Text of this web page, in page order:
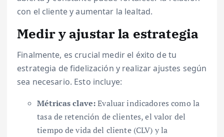
con el cliente y aumentar la lealtad.
Medir y ajustar la estrategia
Finalmente, es crucial medir el éxito de tu
estrategia de fidelización y realizar ajustes según
sea necesario. Esto incluye:
Métricas clave:Evaluar indicadores como la
tasa de retención de clientes, el valor del
tiempo de vida del cliente (CLV) y la